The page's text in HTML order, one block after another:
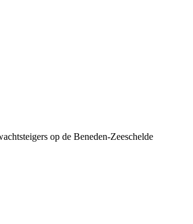
op de Beneden-Zeeschelde